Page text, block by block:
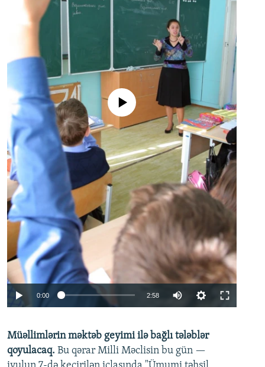
No media source currently available
0:00 2:58
360p
480p
Müəllimlərin məktəb geyimi ilə bağlı tələblər
qoyulacaq. Bu qərar Milli Məclisin bu gün —